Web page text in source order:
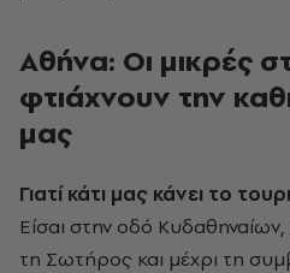
Αθήνα: Οι μικρές
φτιάχνουν την
μας
Γιατί κάτι μας κάνει το
Είσαι στην οδό Kυδαθηναίων, από τη συμβολή της με
τη Σωτήρος και μέχρι τη